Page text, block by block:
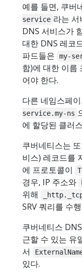
예를 들면, 쿠버
service 라는
DNS 서비스가
대한 DNS 레코
파드들은
my-
함)에 대한 이름
어야 한다.
다른 네임스페
service.my-ns
에 할당된 클러
쿠버네티스는
비스) 레코드를
에 프로토콜이
경우, IP 주소와
위해
SRV 쿼리를 수
쿠버네티스
근할 수 있는 유
서
있다.